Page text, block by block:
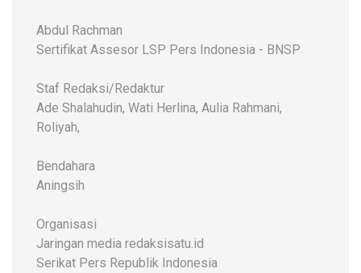
Abdul Rachman
Sertifikat Assesor LSP Pers Indonesia - BNSP
Staf Redaksi/Redaktur
Ade Shalahudin, Wati Herlina, Aulia Rahmani,
Roliyah,
Bendahara
Aningsih
Organisasi
Jaringan media redaksisatu.id
Serikat Pers Republik Indonesia